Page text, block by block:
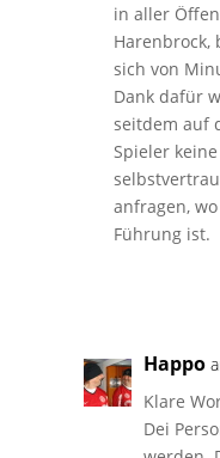
in aller
Harenbrock,
sich von
Dank dafür
seitdem auf
Spieler
anfragen,
Führung ist.
Happo
Klare
Dei